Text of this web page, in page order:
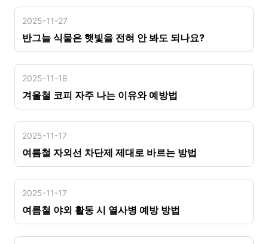
2025-11-27
반그늘 식물은 햇빛을 전혀 안 봐도 되나요?
2025-11-18
겨울철 코피 자주 나는 이유와 예방법
2025-11-17
여름철 자외선 차단제 제대로 바르는 방법
2025-11-17
여름철 야외 활동 시 열사병 예방 방법